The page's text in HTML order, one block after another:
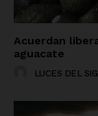
Acuerdan
aguacate
LUCES DEL